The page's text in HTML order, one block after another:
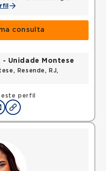
consulta
perfil
- Unidade Montese
Resende, RJ,